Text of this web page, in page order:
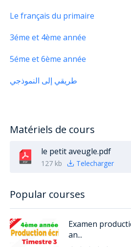
Le français du primaire
3éme et 4ème année
5éme et 6ème année
طريقي إلى النموذجي
Matériels de cours
le petit aveugle.pdf
127 kb Telecharger
Popular courses
Examen
an...